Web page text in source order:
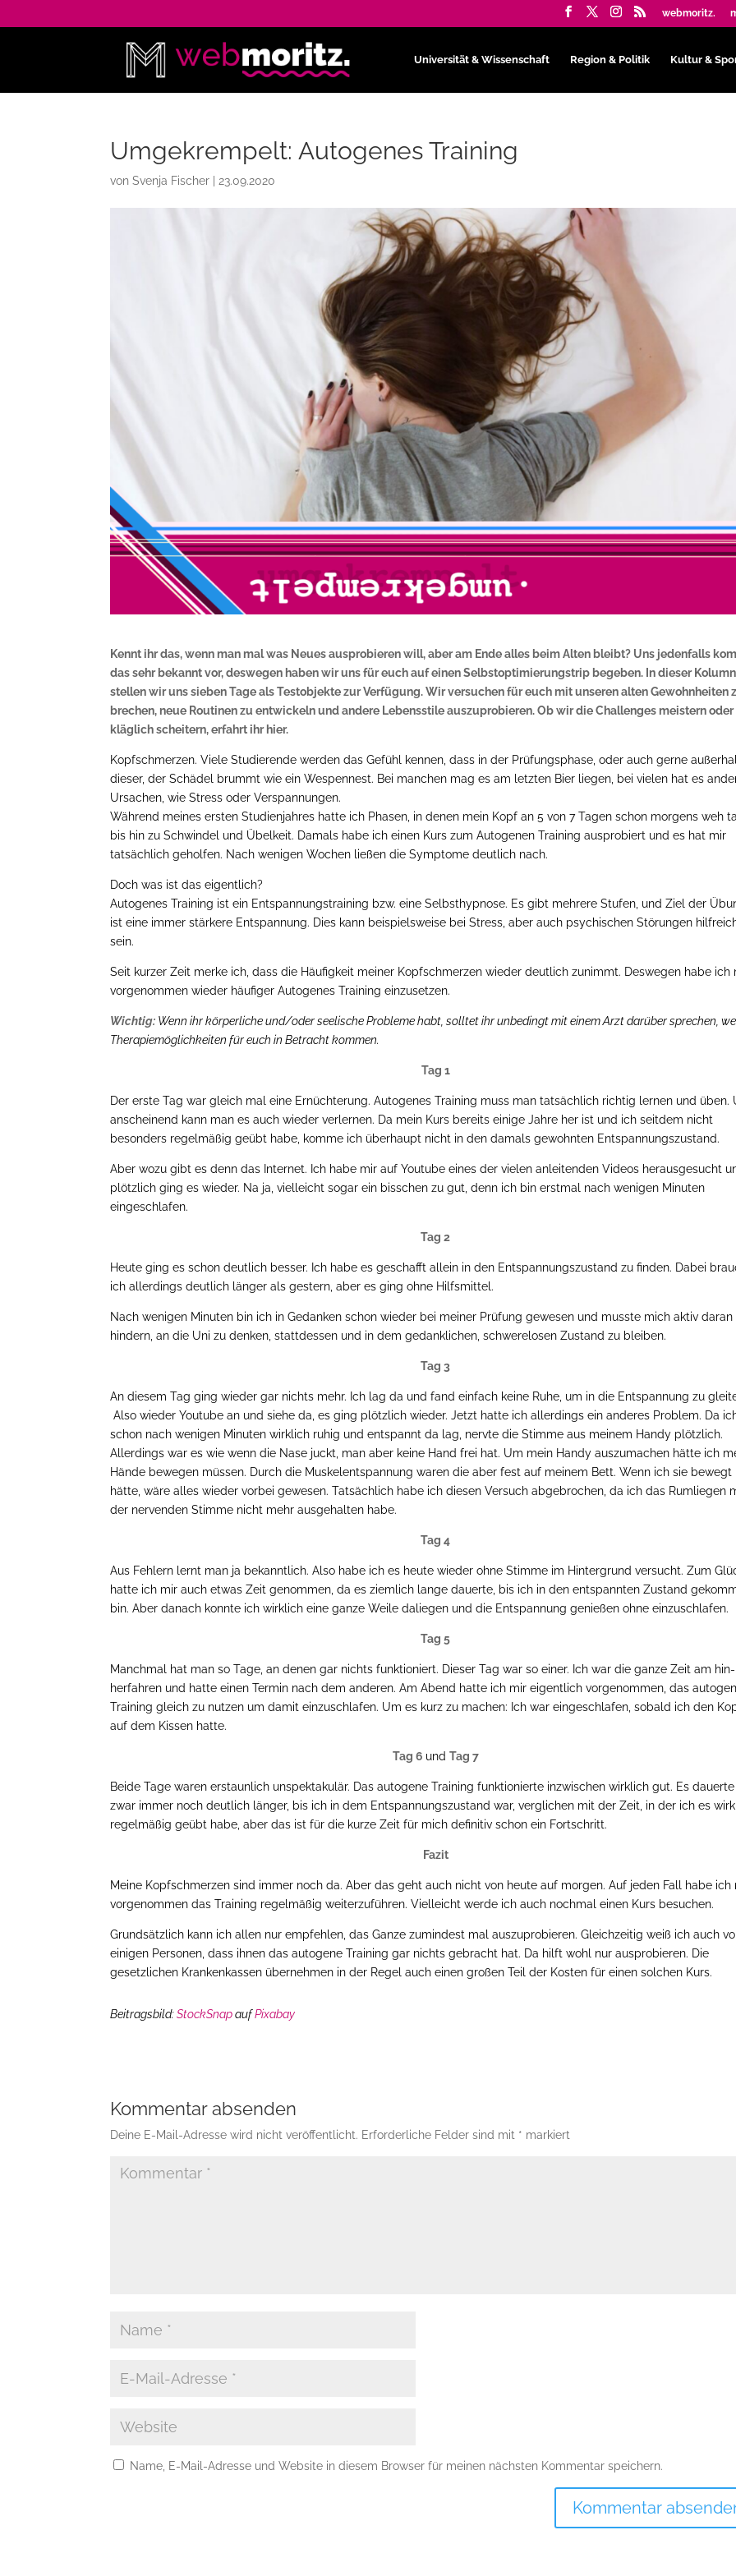
webmoritz.
Universität & Wissenschaft Region & Politik Kultur &
Umgekrempelt: Autogenes Training
vonSvenja Fischer 23.09.2020
Kennt ihr das, wenn man mal was Neues ausprobieren will, aber am Ende alles beim Alten bleibt? Uns jedenfalls
das sehr bekannt vor, deswegen haben wir uns für euch auf einen Selbstoptimierungstrip begeben. In dieser
stellen wir uns sieben Tage als Testobjekte zur Verfügung. Wir versuchen für euch mit unseren alten Gewohnheiten
brechen, neue Routinen zu entwickeln und andere Lebensstile auszuprobieren. Ob wir die Challenges meistern oder
kläglich scheitern, erfahrt ihr hier.
Kopfschmerzen. Viele Studierende werden das Gefühl kennen, dass in der Prüfungsphase, oder auch gerne
dieser, der Schädel brummt wie ein Wespennest. Bei manchen mag es am letzten Bier liegen, bei vielen hat es
Ursachen, wie Stress oder Verspannungen.
Während meines ersten Studienjahres hatte ich Phasen, in denen mein Kopf an 5 von 7 Tagen schon morgens weh
bis hin zu Schwindel und Übelkeit. Damals habe ich einen Kurs zum Autogenen Training ausprobiert und es hat mir
tatsächlich geholfen. Nach wenigen Wochen ließen die Symptome deutlich nach.
Doch was ist das eigentlich?
Autogenes Training ist ein Entspannungstraining bzw. eine Selbsthypnose. Es gibt mehrere Stufen, und Ziel der
ist eine immer stärkere Entspannung. Dies kann beispielsweise bei Stress, aber auch psychischen Störungen
sein.
Seit kurzer Zeit merke ich, dass die Häufigkeit meiner Kopfschmerzen wieder deutlich zunimmt. Deswegen habe ich
vorgenommen wieder häufiger Autogenes Training einzusetzen.
Wichtig: Wenn ihr körperliche und/oder seelische Probleme habt, solltet ihr unbedingt mit einem Arzt darüber sprechen,
Therapiemöglichkeiten für euch in Betracht kommen.
Tag 1
Der erste Tag war gleich mal eine Ernüchterung. Autogenes Training muss man tatsächlich richtig lernen und üben.
anscheinend kann man es auch wieder verlernen. Da mein Kurs bereits einige Jahre her ist und ich seitdem nicht
besonders regelmäßig geübt habe, komme ich überhaupt nicht in den damals gewohnten Entspannungszustand.
Aber wozu gibt es denn das Internet. Ich habe mir auf Youtube eines der vielen anleitenden Videos herausgesucht
plötzlich ging es wieder. Na ja, vielleicht sogar ein bisschen zu gut, denn ich bin erstmal nach wenigen Minuten
eingeschlafen.
Tag 2
Heute ging es schon deutlich besser. Ich habe es geschafft allein in den Entspannungszustand zu finden. Dabei
ich allerdings deutlich länger als gestern, aber es ging ohne Hilfsmittel.
Nach wenigen Minuten bin ich in Gedanken schon wieder bei meiner Prüfung gewesen und musste mich aktiv daran
hindern, an die Uni zu denken, stattdessen und in dem gedanklichen, schwerelosen Zustand zu bleiben.
Tag 3
An diesem Tag ging wieder gar nichts mehr. Ich lag da und fand einfach keine Ruhe, um in die Entspannung zu
Also wieder Youtube an und siehe da, es ging plötzlich wieder. Jetzt hatte ich allerdings ein anderes Problem. Da
schon nach wenigen Minuten wirklich ruhig und entspannt da lag, nervte die Stimme aus meinem Handy plötzlich.
Allerdings war es wie wenn die Nase juckt, man aber keine Hand frei hat. Um mein Handy auszumachen hätte ich
Hände bewegen müssen. Durch die Muskelentspannung waren die aber fest auf meinem Bett. Wenn ich sie bewegt
hätte, wäre alles wieder vorbei gewesen. Tatsächlich habe ich diesen Versuch abgebrochen, da ich das Rumliegen
der nervenden Stimme nicht mehr ausgehalten habe.
Tag 4
Aus Fehlern lernt man ja bekanntlich. Also habe ich es heute wieder ohne Stimme im Hintergrund versucht. Zum
hatte ich mir auch etwas Zeit genommen, da es ziemlich lange dauerte, bis ich in den entspannten Zustand
bin. Aber danach konnte ich wirklich eine ganze Weile daliegen und die Entspannung genießen ohne einzuschlafen.
Tag 5
Manchmal hat man so Tage, an denen gar nichts funktioniert. Dieser Tag war so einer. Ich war die ganze Zeit am
herfahren und hatte einen Termin nach dem anderen. Am Abend hatte ich mir eigentlich vorgenommen, das
Training gleich zu nutzen um damit einzuschlafen. Um es kurz zu machen: Ich war eingeschlafen, sobald ich den
auf dem Kissen hatte.
Tag 6 und Tag 7
Beide Tage waren erstaunlich unspektakulär. Das autogene Training funktionierte inzwischen wirklich gut. Es dauerte
zwar immer noch deutlich länger, bis ich in dem Entspannungszustand war, verglichen mit der Zeit, in der ich es
regelmäßig geübt habe, aber das ist für die kurze Zeit für mich definitiv schon ein Fortschritt.
Fazit
Meine Kopfschmerzen sind immer noch da. Aber das geht auch nicht von heute auf morgen. Auf jeden Fall habe ich
vorgenommen das Training regelmäßig weiterzuführen. Vielleicht werde ich auch nochmal einen Kurs besuchen.
Grundsätzlich kann ich allen nur empfehlen, das Ganze zumindest mal auszuprobieren. Gleichzeitig weiß ich auch
einigen Personen, dass ihnen das autogene Training gar nichts gebracht hat. Da hilft wohl nur ausprobieren. Die
gesetzlichen Krankenkassen übernehmen in der Regel auch einen großen Teil der Kosten für einen solchen Kurs.
Beitragsbild:StockSnapaufPixabay
Kommentar absenden
Deine E-Mail-Adresse wird nicht veröffentlicht. Erforderliche Felder sind mit * markiert
Name, E-Mail-Adresse und Website in diesem Browser für meinen nächsten Kommentar speichern.